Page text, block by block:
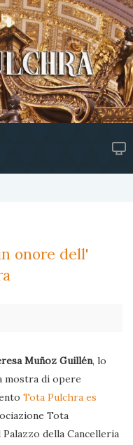
onore dell'
Muñoz Guillén, lo
mostra di opere
Tota Pulchra es
Tota
della Cancelleria